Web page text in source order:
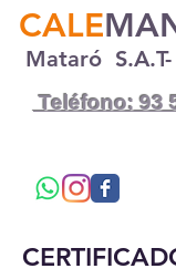
CALE
Mataró
Teléfono: 93